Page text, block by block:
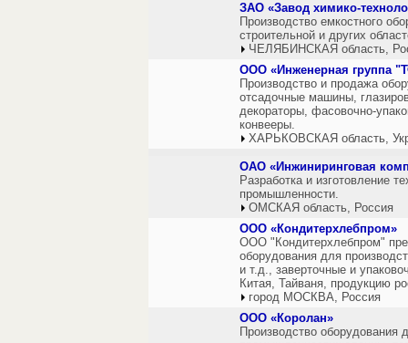
ЗАО «Завод химико-
Производство емкостного
строительной и других
ЧЕЛЯБИНСКАЯ область,
ООО «Инженерная группа
Производство и продажа
отсадочные машины,
декораторы, фасовочно-
конвееры.
ХАРЬКОВСКАЯ область,
ОАО «Инжиниринговая
Разработка и изготовление
промышленности.
ОМСКАЯ область, Россия
ООО «Кондитерхлебпром»
ООО "Кондитерхлебпром"
оборудования для
и т.д., заверточные и
Китая, Тайваня, продукцию
город МОСКВА, Россия
ООО «Королан»
Производство оборудования